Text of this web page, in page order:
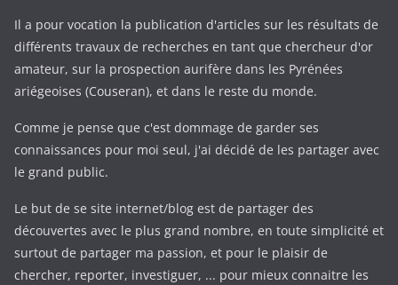
Il a pour vocation la publication d'articles sur les résultats de
différents travaux de recherches en tant que chercheur d'or
amateur, sur la prospection aurifère dans les Pyrénées
ariégeoises (Couseran), et dans le reste du monde.
Comme je pense que c'est dommage de garder ses
connaissances pour moi seul, j'ai décidé de les partager avec
le grand public.
Le but de se site internet/blog est de partager des
découvertes avec le plus grand nombre, en toute simplicité et
surtout de partager ma passion, et pour le plaisir de
chercher, reporter, investiguer, ... pour mieux connaitre les